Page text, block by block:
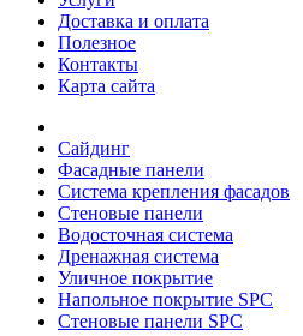
Доставка и оплата
Полезное
Контакты
Карта сайта
Сайдинг
Фасадные панели
Система крепления фасадов
Стеновые панели
Водосточная система
Дренажная система
Уличное покрытие
Напольное покрытие SPC
Стеновые панели SPC